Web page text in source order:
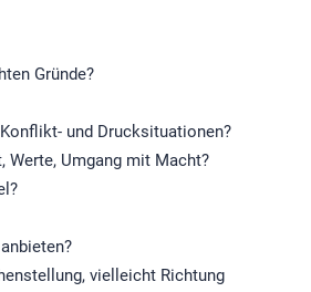
Gründe?
und Drucksituationen?
Werte, Umgang mit Macht?
vielleicht Richtung